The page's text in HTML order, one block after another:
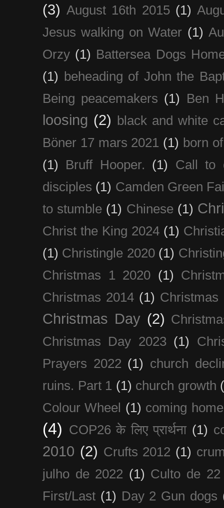
(3) August 16th 2015 (1)
Jesus walking on Water (1)
Orzy (1) Battersea Dogs
(1)
beheading of John the
Being peacemakers (1) Ben
loosing (2)
black and white
Böner 17 mars 2021 (1) born
(1)
Bruff Hooper. (1)
Call to
disciples (1) Camden Green
to stumble (1) Chinese (1)
Christ the King 2024 (1)
(1) Christingle 2020 (1)
Christmas 1 2020 (1)
Christmas 2014 (1) Christmas
Christmas Day (2)
Christmas Day 2023 (1)
Prayers 2022 (1) church
ruins. Part 1 (1) church growth
Colour Wheel
(1) coming
(4) COP26 के लिए प्रार्थना (1)
2010 (2) Crufts 2012 (1)
julho de 2022 (1) Culto de
First/Last (1) Day 2 Gun dogs